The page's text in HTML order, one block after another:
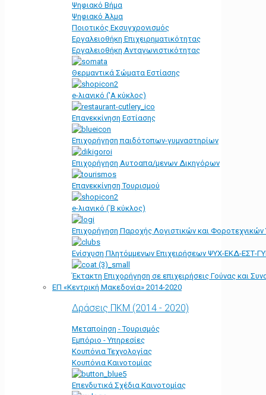
Ψηφιακό Βήμα
Ψηφιακό Άλμα
Ποιοτικός Εκσυγχρονισμός
Εργαλειοθήκη Eπιχειρηματικότητας
Εργαλειοθήκη Ανταγωνιστικότητας
Θερμαντικά Σώματα Εστίασης
e-λιανικό ('Α κύκλος)
Επανεκκίνηση Εστίασης
Επιχορήγηση παιδότοπων-γυμναστηρίων
Επιχορήγηση Αυτοαπα/μενων Δικηγόρων
Επανεκκίνηση Τουρισμού
e-λιανικό (΄Β κύκλος)
Επιχορήγηση Παροχής Λογιστικών και
Ενίσχυση Πλητόμμενων Επιχειρήσεων ΨΥΧ-ΕΚΔ-ΕΣΤ-
Έκτακτη Επιχορήγηση σε επιχειρήσεις Γούνας και
ΕΠ «Kεντρική Μακεδονία» 2014-2020
Δράσεις ΠΚΜ (2014 - 2020)
Μεταποίηση - Τουρισμός
Εμπόριο - Υπηρεσίες
Κουπόνια Τεχνολογίας
Κουπόνια Καινοτομίας
Επενδυτικά Σχέδια Καινοτομίας